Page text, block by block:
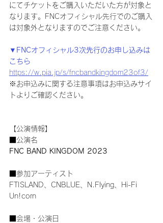
にてチケットをご購入いただいた方が対象と
なります。FNCオフィシャル先行でのご購入
は対象外となりますのでご注意ください。
▼FNCオフィシャル3次先行のお申し込みは
こちら
https://w.pia.jp/s/fncbandkingdom23of3/
※お申込みに関する注意事項はお申込みサイ
トよりご確認ください。
【公演情報】
■公演名
FNC BAND KINGDOM 2023
■参加アーティスト
FTISLAND、CNBLUE、N.Flying、Hi-Fi
Un!corn
■会場・公演日